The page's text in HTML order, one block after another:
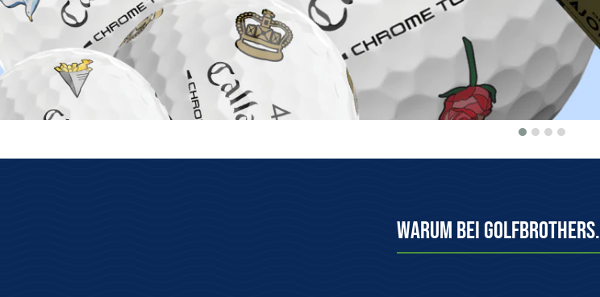
auf Lager ist wirklich auf Lager
Wir haben unsere eigenen Lager mit
Herkunftsgarantie
Wir bieten nur Originalware aus